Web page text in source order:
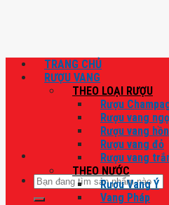
Tìm
kiếm:
TRANG CHỦ
RƯỢU VANG
THEO LOẠI RƯỢU
Rượu
Rượu vang
Rượu vang
Rượu vang đỏ
Rượu vang
THEO NƯỚC
Rượu Vang Ý
Vang Pháp